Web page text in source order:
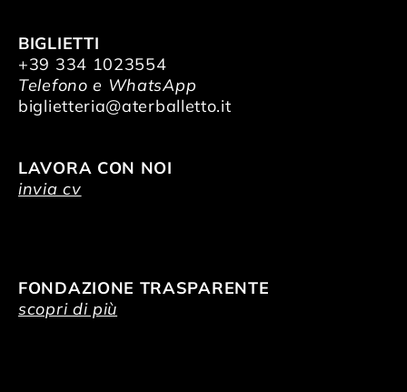
BIGLIETTI
+39 334 1023554
Telefono e WhatsApp
biglietteria@aterballetto.it
LAVORA CON NOI
invia cv
FONDAZIONE TRASPARENTE
scopri di più